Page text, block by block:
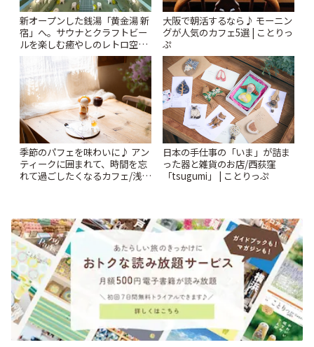
新オープンした銭湯「黄金湯 新
宿」へ。サウナとクラフトビー
ルを楽しむ癒やしのレトロ空間
| ことりっぷ
大阪で朝活するなら♪ モーニン
グが人気のカフェ5選 | ことりっ
ぷ
季節のパフェを味わいに♪ アン
ティークに囲まれて、時間を忘
れて過ごしたくなるカフェ/浅草
日本の手仕事の「いま」が詰ま
った器と雑貨のお店/西荻窪
「tsugumi」 | ことりっぷ